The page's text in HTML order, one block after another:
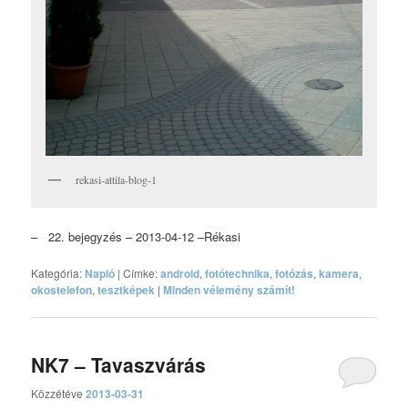
rekasi-attila-blog-1
– 22. bejegyzés – 2013-04-12 –Rékasi
Kategória:Napló |Címke:android,fotótechnika,fotózás,kamera,
okostelefon,tesztképek |Minden vélemény számít!
NK7 – Tavaszvárás
Közzétéve2013-03-31